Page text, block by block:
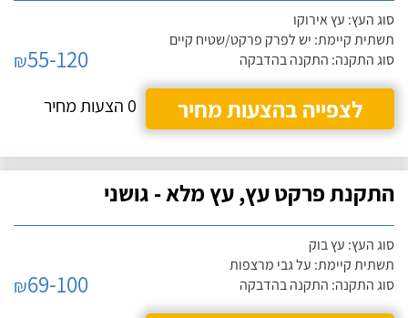
סוג העץ: עץ אירוקו
תשתית קיימת: יש לפרק פרקט/שטיח קיים
סוג התקנה: התקנה בהדבקה
₪55-120
לצפייה בהצעות מחיר
0 הצעות מחיר
התקנת פרקט עץ, עץ מלא - גושני
סוג העץ: עץ בוק
תשתית קיימת: על גבי מרצפות
סוג התקנה: התקנה בהדבקה
₪69-100